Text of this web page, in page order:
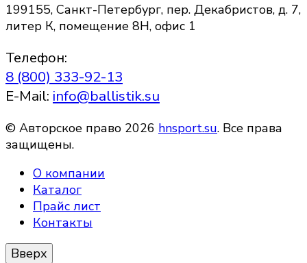
199155, Санкт-Петербург, пер. Декабристов, д. 7,
литер К, помещение 8Н, офис 1
Телефон:
8 (800) 333-92-13
E-Mail: info@ballistik.su
© Авторское право 2026 hnsport.su. Все права
защищены.
О компании
Каталог
Прайс лист
Контакты
Вверх